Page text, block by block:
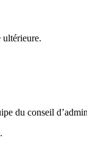
ultérieure.
du conseil